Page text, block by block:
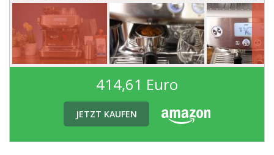
414,61 Euro
JETZT KAUFEN